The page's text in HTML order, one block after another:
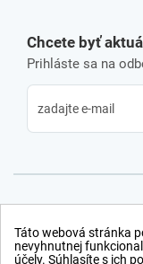
Chcete byť
Prihláste sa na
Táto webová stránka
nevyhnutnej
účely. Súhlasíte s ich